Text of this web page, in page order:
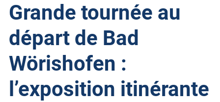
Grande tournée au
départ de Bad
Wörishofen :
l’exposition itinérante